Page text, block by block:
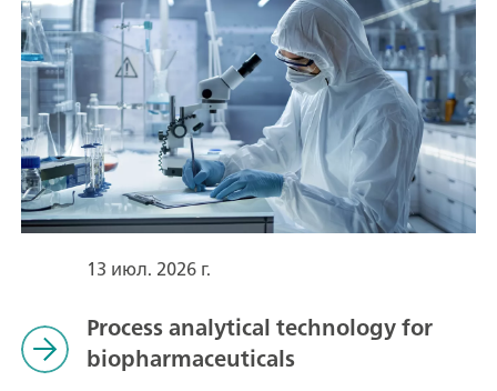
13 июл. 2026 г.
Process analytical technology for
biopharmaceuticals